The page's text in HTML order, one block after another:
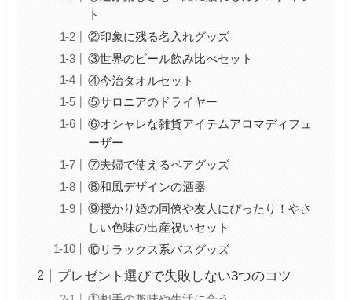
ト
②印象に残る名入れグッズ
③世界のビール飲み比べセット
④今治タオルセット
⑤サロニアのドライヤー
⑥オシャレな雑貨アイテムアロマディフュ
ーザー
⑦夫婦で使えるペアグッズ
⑧和風デザインの酒器
⑨授かり婚の同僚や友人にぴったり！やさ
しい色味の出産祝いセット
⑩リラックス系バスグッズ
プレゼント選びで失敗しない3つのコツ